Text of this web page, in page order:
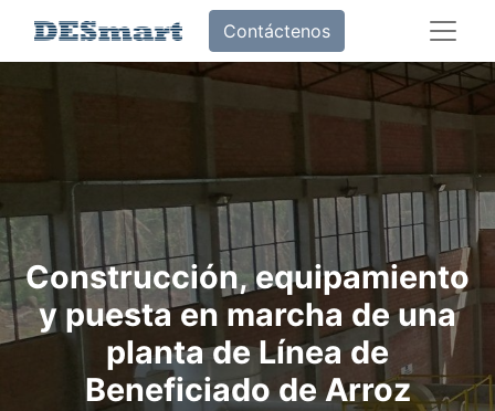
Contáctenos
Construcción, equipamiento
y puesta en marcha de una
planta de Línea de
Beneficiado de Arroz